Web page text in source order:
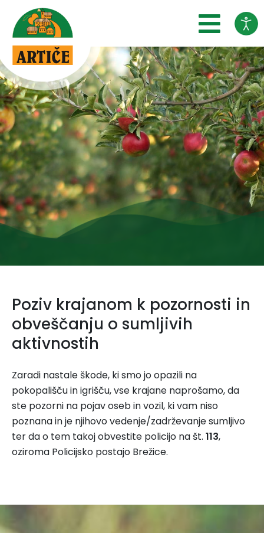
Poziv krajanom k pozornosti in
obveščanju o sumljivih
aktivnostih
Zaradi nastale škode, ki smo jo opazili na
pokopališču in igrišču, vse krajane naprošamo, da
ste pozorni na pojav oseb in vozil, ki vam niso
poznana in je njihovo vedenje/zadrževanje sumljivo
ter da o tem takoj obvestite policijo na št. 113,
oziroma Policijsko postajo Brežice.